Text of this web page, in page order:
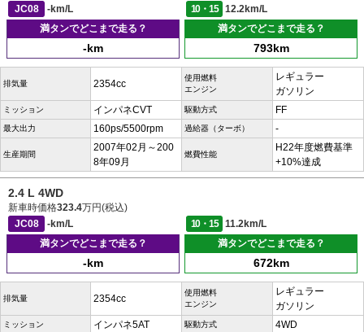
JC08
-km/L 10・15
12.2km/L
満タンでどこまで走る？
-km
満タンでどこまで走る？
793km
排気量 2354cc
使用燃料
エンジン
レギュラー
ガソリン
ミッション インパネCVT 駆動方式 FF
最大出力 160ps/5500rpm 過給器（ターボ） -
生産期間
2007年02月～200
8年09月
燃費性能
H22年度燃費基準
+10%達成
2.4 L 4WD
新車時価格323.4万円(税込)
JC08
-km/L 10・15
11.2km/L
満タンでどこまで走る？
-km
満タンでどこまで走る？
672km
排気量 2354cc
使用燃料
エンジン
レギュラー
ガソリン
ミッション インパネ5AT 駆動方式 4WD